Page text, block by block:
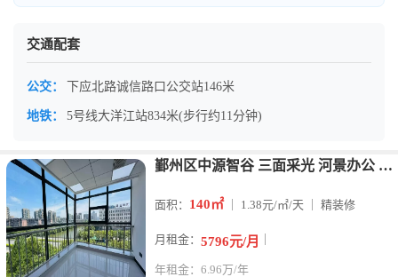
交通配套
公交： 下应北路诚信路口公交站146米
地铁： 5号线大洋江站834米(步行约11分钟)
鄞州区中源智谷 三面采光 河景办公 140平带家具
面积： 140㎡｜ 1.38元/㎡/天 ｜ 精装修
月租金： 5796元/月
年租金：6.96万/年